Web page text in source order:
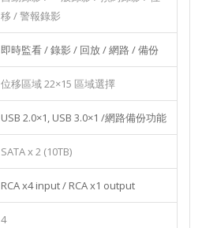
移 / 警報錄影
即時監看 / 錄影 / 回放 / 網路 / 備份
位移區域 22×15 區域選擇
USB 2.0×1, USB 3.0×1 /網路備份功能
SATA x 2 (10TB)
RCA x4 input / RCA x1 output
4